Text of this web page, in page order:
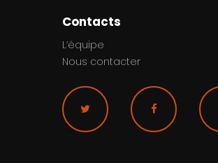
Contacts
L’équipe
Nous contacter